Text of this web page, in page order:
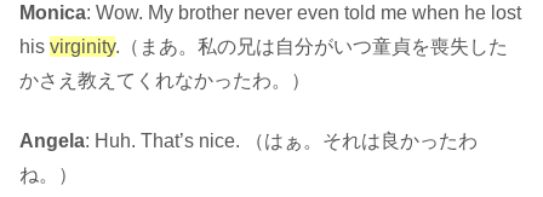
Monica: Wow. My brother never even told me when he lost
his virginity.（まあ。私の兄は自分がいつ童貞を喪失した
かさえ教えてくれなかったわ。）
Angela: Huh. That’s nice. （はぁ。それは良かったわ
ね。）